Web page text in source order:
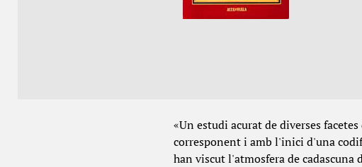
«Un estudi acurat de diverses
corresponent i amb l'inici d'una
han viscut l'atmosfera de cadascuna